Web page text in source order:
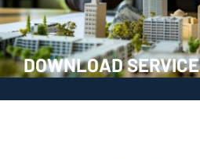
DOWNLOAD SERVICE